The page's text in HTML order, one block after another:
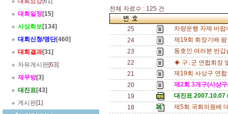
대회일정 [15]
사상화보[134]
대회신청/명단[460]
대회결과[31]
자유게시판[63]
재무방[3]
대진표[43]
게시판[1]
전체 자료수 : 125 건
25
차량운행 자제 바
24
제19회 회장기배
23
동호인 여러분 반
22
◈ 구․군 연합회장
21
제19회 사상구 연
20
제2회 3개구(사상
19
대진표 2007.10.07
18
제5회 국회의원배